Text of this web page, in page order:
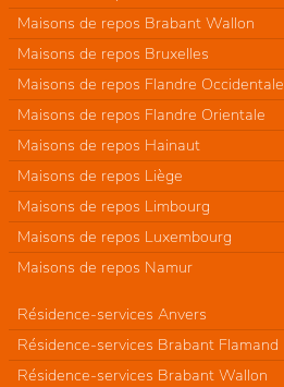
Maisons de repos Brabant Wallon
Maisons de repos Bruxelles
Maisons de repos Flandre Occidentale
Maisons de repos Flandre Orientale
Maisons de repos Hainaut
Maisons de repos Liège
Maisons de repos Limbourg
Maisons de repos Luxembourg
Maisons de repos Namur
Résidence-services Anvers
Résidence-services Brabant Flamand
Résidence-services Brabant Wallon